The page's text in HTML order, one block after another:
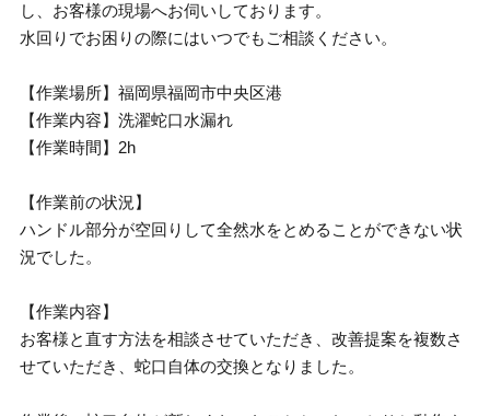
し、お客様の現場へお伺いしております。
水回りでお困りの際にはいつでもご相談ください。
【作業場所】福岡県福岡市中央区港
【作業内容】洗濯蛇口水漏れ
【作業時間】2h
【作業前の状況】
ハンドル部分が空回りして全然水をとめることができない状
況でした。
【作業内容】
お客様と直す方法を相談させていただき、改善提案を複数さ
せていただき、蛇口自体の交換となりました。